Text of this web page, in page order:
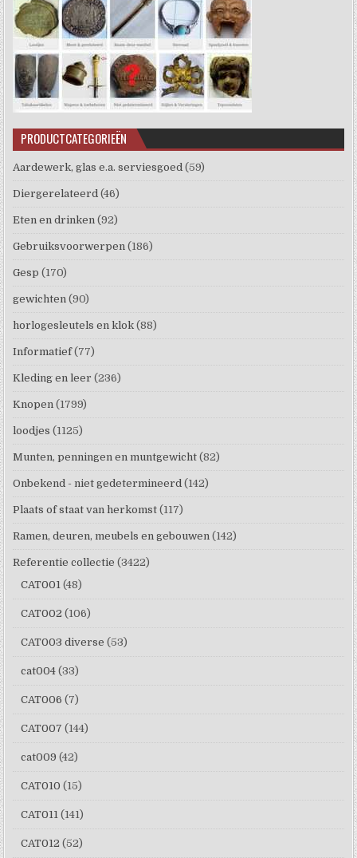
PRODUCTCATEGORIEËN
Aardewerk, glas e.a. serviesgoed (59)
Diergerelateerd (46)
Eten en drinken (92)
Gebruiksvoorwerpen (186)
Gesp (170)
gewichten (90)
horlogesleutels en klok (88)
Informatief (77)
Kleding en leer (236)
Knopen (1799)
loodjes (1125)
Munten, penningen en muntgewicht (82)
Onbekend - niet gedetermineerd (142)
Plaats of staat van herkomst (117)
Ramen, deuren, meubels en gebouwen (142)
Referentie collectie (3422)
CAT001 (48)
CAT002 (106)
CAT003 diverse (53)
cat004 (33)
CAT006 (7)
CAT007 (144)
cat009 (42)
CAT010 (15)
CAT011 (141)
CAT012 (52)